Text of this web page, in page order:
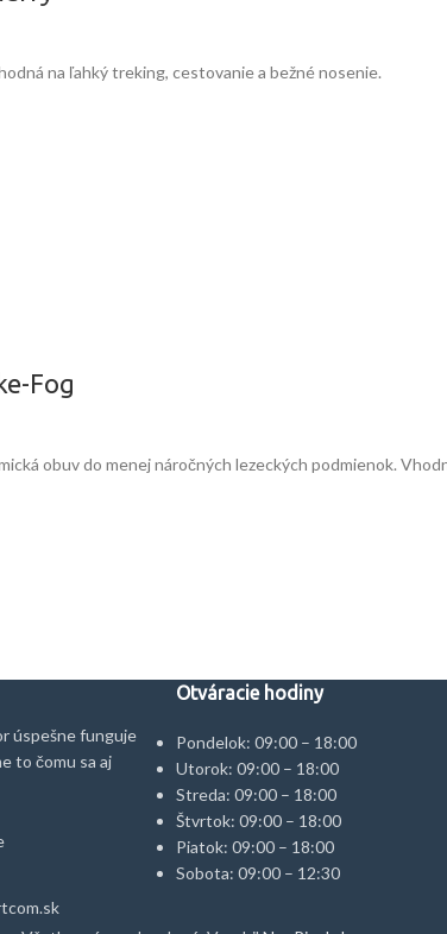
na ľahký treking, cestovanie a bežné nosenie.
Fog
obuv do menej náročných lezeckých podmienok.
úspešne funguje
to čomu sa aj
Otváracie hodiny
Pondelok: 09:00 – 18:00
Utorok: 09:00 – 18:00
Streda: 09:00 – 18:00
Štvrtok: 09:00 – 18:00
Piatok: 09:00 – 18:00
Sobota: 09:00 – 12:30